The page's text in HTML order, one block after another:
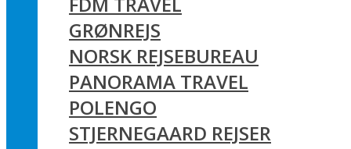
GRØNREJS
NORSK REJSEBUREAU
PANORAMA TRAVEL
POLENGO
STJERNEGAARD REJSER